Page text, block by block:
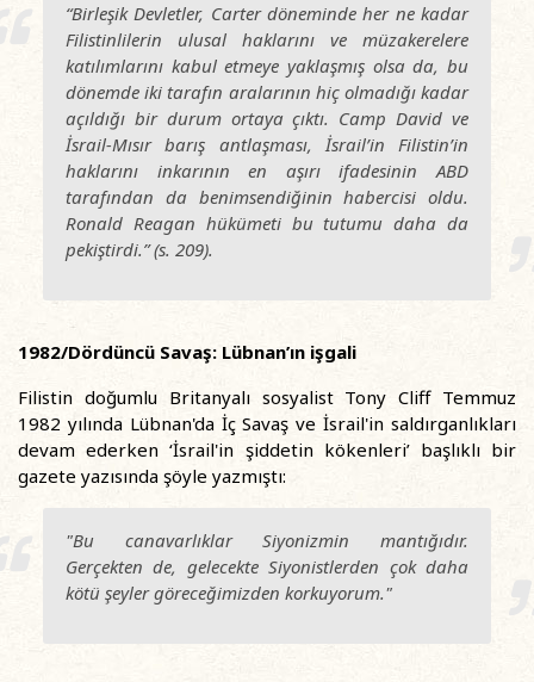
“Birleşik Devletler, Carter döneminde her ne kadar
Filistinlilerin ulusal haklarını ve müzakerelere
katılımlarını kabul etmeye yaklaşmış olsa da, bu
dönemde iki tarafın aralarının hiç olmadığı kadar
açıldığı bir durum ortaya çıktı. Camp David ve
İsrail-Mısır barış antlaşması, İsrail’in Filistin’in
haklarını inkarının en aşırı ifadesinin ABD
tarafından da benimsendiğinin habercisi oldu.
Ronald Reagan hükümeti bu tutumu daha da
pekiştirdi.” (s. 209).
1982/Dördüncü Savaş: Lübnan’ın işgali
Filistin doğumlu Britanyalı sosyalist Tony Cliff Temmuz
1982 yılında Lübnan'da İç Savaş ve İsrail'in saldırganlıkları
devam ederken ‘İsrail'in şiddetin kökenleri’ başlıklı bir
gazete yazısında şöyle yazmıştı:
"Bu canavarlıklar Siyonizmin mantığıdır.
Gerçekten de, gelecekte Siyonistlerden çok daha
kötü şeyler göreceğimizden korkuyorum."